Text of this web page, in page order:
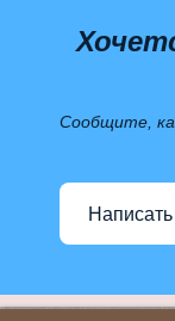
Сообщите,
Написать